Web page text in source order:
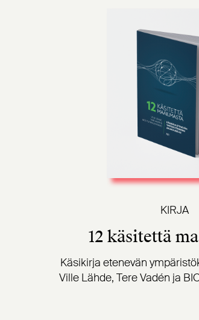
KIRJA
12 käsitettä
Käsikirja etenevän
Ville Lähde, Tere Vadén ja